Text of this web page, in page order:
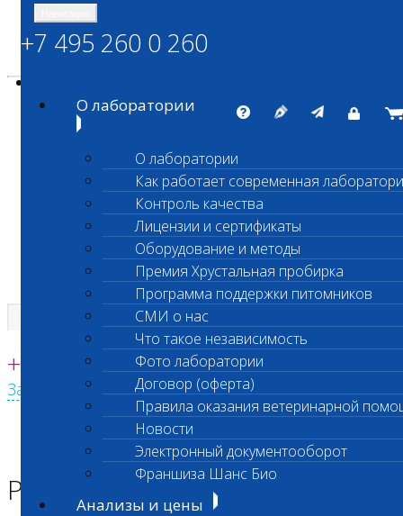
ШАНС БИО
Независимая ветеринарная лаборатория
Единая круглосуточная справочная
+7 495 260 0 260
Заказать звонок с сайта
+7 495 260 0 260
О лаборатории
О лаборатории
Как работает современная
Контроль качества
Лицензии и сертификаты
Оборудование и методы
Премия Хрустальная пробирка
Программа поддержки питомников
СМИ о нас
Что такое независимость
Фото лаборатории
Договор (оферта)
Правила оказания ветеринарной
Новости
Электронный документооборот
Франшиза Шанс Био
Анализы и цены
Главная страница
Режим работы лаборатории
Режим работы лаборатории